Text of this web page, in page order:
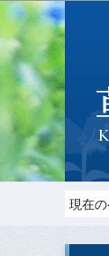
現在